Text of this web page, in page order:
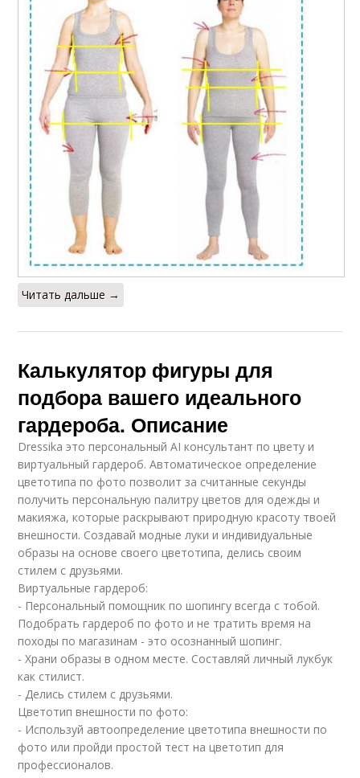
Читать дальше →
Калькулятор фигуры для
подбора вашего идеального
гардероба. Описание
Dressika это персональный AI консультант по цвету и
виртуальный гардероб. Автоматическое определение
цветотипа по фото позволит за считанные секунды
получить персональную палитру цветов для одежды и
макияжа, которые раскрывают природную красоту твоей
внешности. Создавай модные луки и индивидуальные
образы на основе своего цветотипа, делись своим
стилем с друзьями.
Виртуальные гардероб:
- Персональный помощник по шопингу всегда с тобой.
Подобрать гардероб по фото и не тратить время на
походы по магазинам - это осознанный шопинг.
- Храни образы в одном месте. Составляй личный лукбук
как стилист.
- Делись стилем с друзьями.
Цветотип внешности по фото:
- Используй автоопределение цветотипа внешности по
фото или пройди простой тест на цветотип для
профессионалов.